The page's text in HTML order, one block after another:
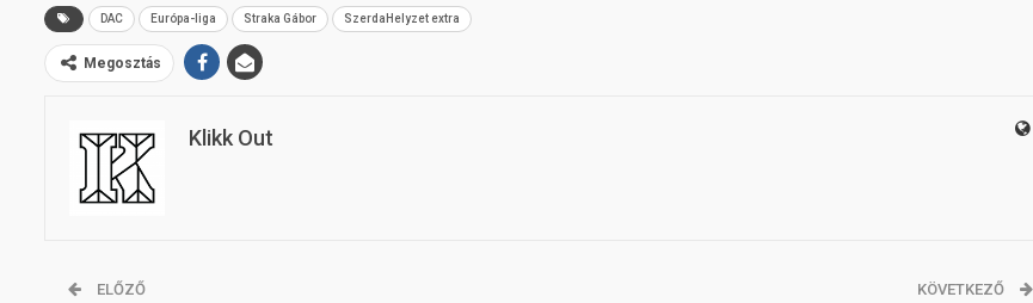
DAC Európa-liga Straka Gábor SzerdaHelyzet extra
Megosztás
Klikk Out
ELŐZŐ KÖVETKEZŐ